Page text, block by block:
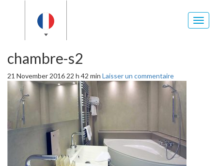
chambre-s2
21 November 2016 22 h 42 min Laisser un commentaire